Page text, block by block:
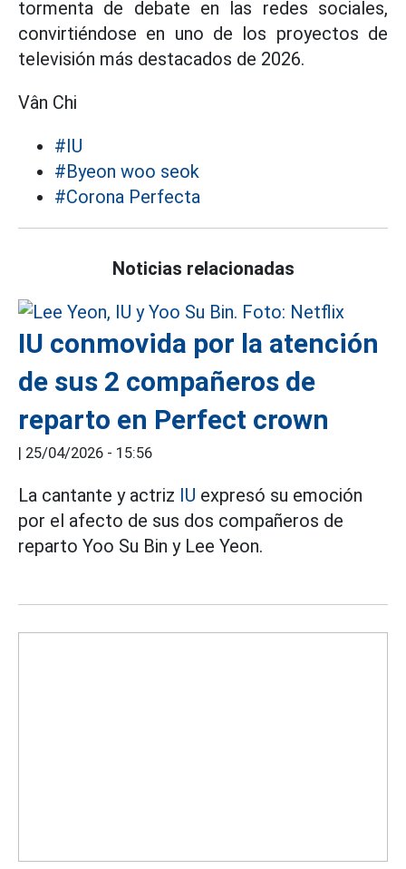
tormenta de debate en las redes sociales,
convirtiéndose en uno de los proyectos de
televisión más destacados de 2026.
Vân Chi
#IU
#Byeon woo seok
#Corona Perfecta
Noticias relacionadas
IU conmovida por la atención
de sus 2 compañeros de
reparto en Perfect crown
| 25/04/2026 - 15:56
La cantante y actriz IU expresó su emoción
por el afecto de sus dos compañeros de
reparto Yoo Su Bin y Lee Yeon.